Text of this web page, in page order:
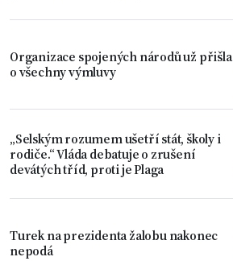
Organizace spojených národů už přišla
o všechny výmluvy
„Selským rozumem ušetří stát, školy i
rodiče.“ Vláda debatuje o zrušení
devátých tříd, proti je Plaga
Turek na prezidenta žalobu nakonec
nepodá